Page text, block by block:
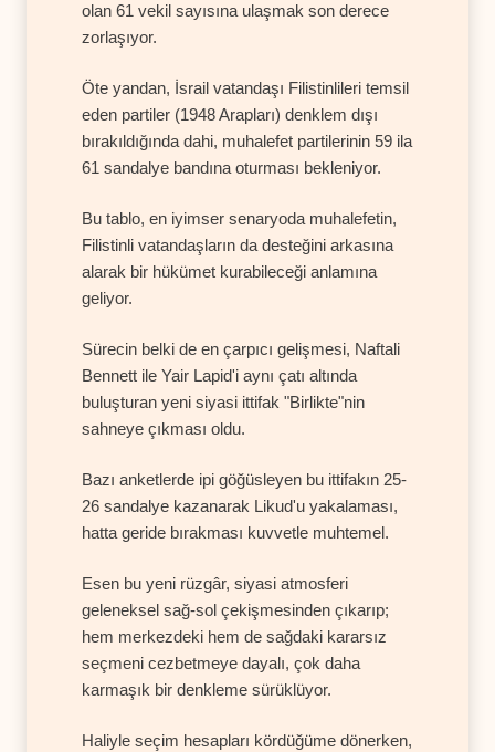
olan 61 vekil sayısına ulaşmak son derece
zorlaşıyor.
Öte yandan, İsrail vatandaşı Filistinlileri temsil
eden partiler (1948 Arapları) denklem dışı
bırakıldığında dahi, muhalefet partilerinin 59 ila
61 sandalye bandına oturması bekleniyor.
Bu tablo, en iyimser senaryoda muhalefetin,
Filistinli vatandaşların da desteğini arkasına
alarak bir hükümet kurabileceği anlamına
geliyor.
Sürecin belki de en çarpıcı gelişmesi, Naftali
Bennett ile Yair Lapid'i aynı çatı altında
buluşturan yeni siyasi ittifak "Birlikte"nin
sahneye çıkması oldu.
Bazı anketlerde ipi göğüsleyen bu ittifakın 25-
26 sandalye kazanarak Likud'u yakalaması,
hatta geride bırakması kuvvetle muhtemel.
Esen bu yeni rüzgâr, siyasi atmosferi
geleneksel sağ-sol çekişmesinden çıkarıp;
hem merkezdeki hem de sağdaki kararsız
seçmeni cezbetmeye dayalı, çok daha
karmaşık bir denkleme sürüklüyor.
Haliyle seçim hesapları kördüğüme dönerken,